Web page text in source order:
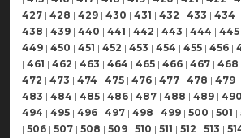
427 | 428 | 429 | 430 | 431 | 432 | 433 | 434 |
438 | 439 | 440 | 441 | 442 | 443 | 444 | 445
449 | 450 | 451 | 452 | 453 | 454 | 455 | 456 |
| 461 | 462 | 463 | 464 | 465 | 466 | 467 | 468
472 | 473 | 474 | 475 | 476 | 477 | 478 | 479 |
483 | 484 | 485 | 486 | 487 | 488 | 489 | 490
494 | 495 | 496 | 497 | 498 | 499 | 500 | 501 |
| 506 | 507 | 508 | 509 | 510 | 511 | 512 | 513 |